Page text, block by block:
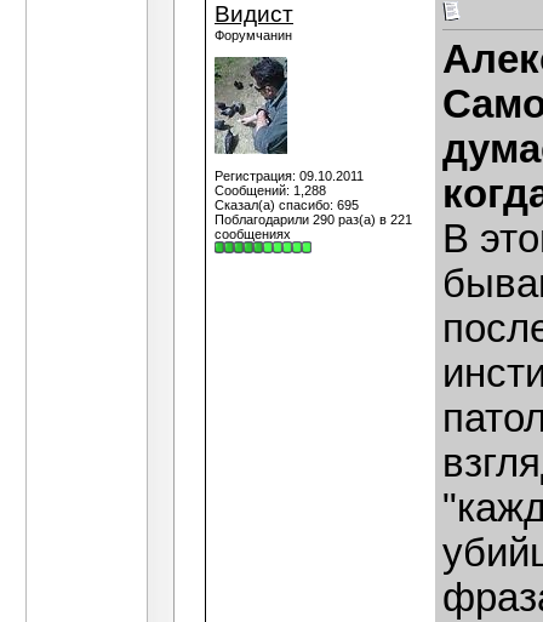
Видист
Форумчанин
Регистрация: 09.10.2011
Сообщений: 1,288
Сказал(а) спасибо: 695
Поблагодарили 290 раз(а) в 221
сообщениях
В